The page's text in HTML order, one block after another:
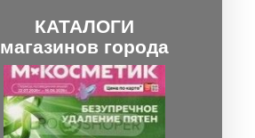
КАТАЛОГИ
магазинов города